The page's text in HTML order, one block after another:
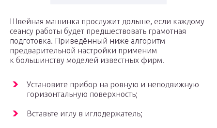
Швейная машинка прослужит дольше, если каждому
сеансу работы будет предшествовать грамотная
подготовка. Приведённый ниже алгоритм
предварительной настройки применим
к большинству моделей известных фирм.
Установите прибор на ровную и неподвижную
горизонтальную поверхность;
Вставьте иглу в иглодержатель;